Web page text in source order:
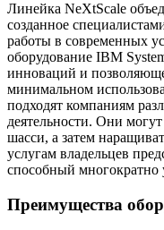
Линейка NeXtScale
созданное
работы в современных
оборудование IBM
инноваций и
минимальном
подходят компаниям
деятельности. Они
шасси, а затем
услугам владельцев
способный многократно
Преимущества